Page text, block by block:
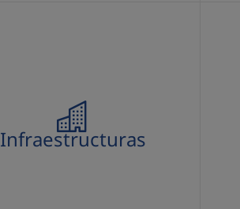
Infraestructuras